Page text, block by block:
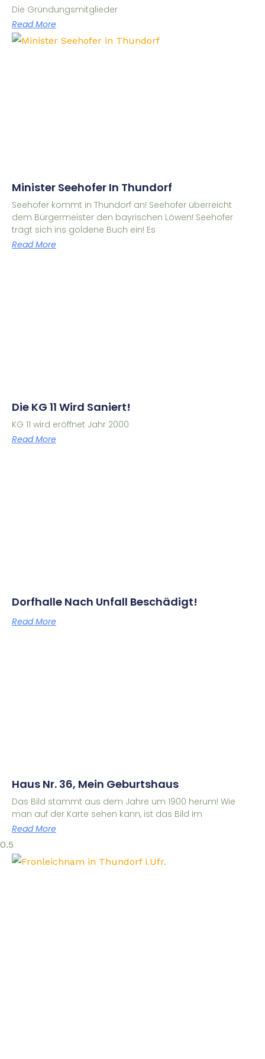
Die Gründungsmitglieder
Read More
Minister Seehofer In Thundorf
Seehofer kommt in Thundorf an! Seehofer überreicht
dem Bürgermeister den bayrischen Löwen! Seehofer
trägt sich ins goldene Buch ein! Es
Read More
Die KG 11 Wird Saniert!
KG 11 wird eröffnet Jahr 2000
Read More
Dorfhalle Nach Unfall Beschädigt!
Read More
Haus Nr. 36, Mein Geburtshaus
Das Bild stammt aus dem Jahre um 1900 herum! Wie
man auf der Karte sehen kann, ist das Bild im
Read More